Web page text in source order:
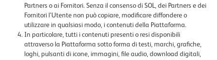
Partners o ai Fornitori. Senza il consenso di SOL, dei Partners e dei
Fornitori l’Utente non può copiare, modificare diffondere o
utilizzare in qualsiasi modo, i contenuti della Piattaforma.
In particolare, tutti i contenuti presenti o resi disponibili
attraverso la Piattaforma sotto forma di testi, marchi, grafiche,
loghi, pulsanti di icone, immagini, file audio, download digitali,